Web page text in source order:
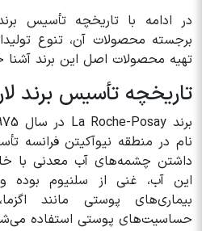
در ادامه با تاریخچه تأسیس
برجسته محصولات آن، تنوع
تهیه محصولات اصل این برند
تاریخچه تأسیس برند
نام در منطقه نیوآکیتن فرانسه
داشتن چشمه‌های آب معدنی با
این آب، غنی از سلنیوم
بیماری‌های پوستی مانند
حساسیت‌های پوستی استفاده